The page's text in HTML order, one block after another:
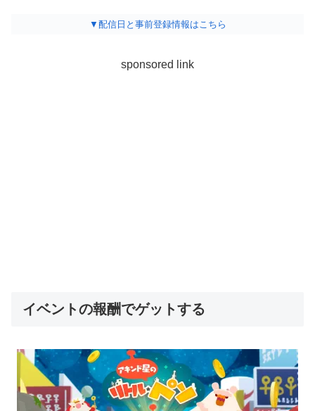
▼配信日と事前登録情報はこちら
sponsored link
イベントの報酬でゲットする